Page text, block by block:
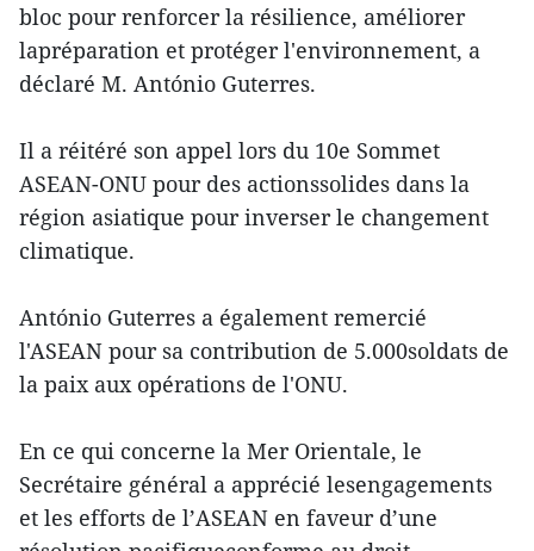
bloc pour renforcer la résilience, améliorer
lapréparation et protéger l'environnement, a
déclaré M. António Guterres.
Il a réitéré son appel lors du 10e Sommet
ASEAN-ONU pour des actionssolides dans la
région asiatique pour inverser le changement
climatique.
António Guterres a également remercié
l'ASEAN pour sa contribution de 5.000soldats de
la paix aux opérations de l'ONU.
En ce qui concerne la Mer Orientale, le
Secrétaire général a apprécié lesengagements
et les efforts de l’ASEAN en faveur d’une